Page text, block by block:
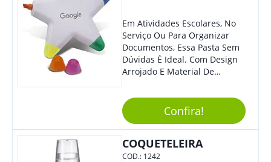
Em Atividades Escolares, No
Serviço Ou Para Organizar
Documentos, Essa Pasta Sem
Dúvidas É Ideal. Com Design
Arrojado E Material De
Prático E Agradará Todos Os
Seus Clientes. Leve Sua Marca
À Eventos E Feiras
Corporativas Em Um Item
Moderno E Util.
Confira!
COQUETELEIRA
COD.: 1242